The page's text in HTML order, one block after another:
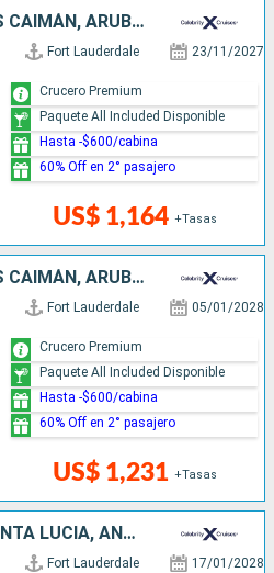
ESTADOS UNIDOS, ISLAS CAIMÁN, ARUBA, SANTA LUCIA
Fort Lauderdale 23/11/2027
US$ 1,164 +Tasas
Crucero Premium
Paquete All Included Disponible
Hasta -$600/cabina
60% Off en 2° pasajero
ESTADOS UNIDOS, ISLAS CAIMÁN, ARUBA, SANTA LUCIA, PUERTO RICO, REPÚBLICA DOMINICANA
Fort Lauderdale 05/01/2028
US$ 1,231 +Tasas
Crucero Premium
Paquete All Included Disponible
Hasta -$600/cabina
60% Off en 2° pasajero
ARUBA, SAN MARTÍN, SANTA LUCIA, ANTIGUA Y BARBUDA, ESTADOS UNIDOS
Fort Lauderdale 17/01/2028